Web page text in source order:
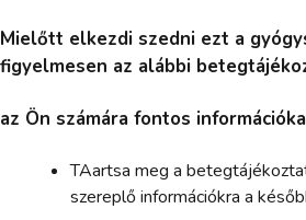
Mielőtt elkezdi szedni ezt a
figyelmesen az alábbi
az Ön számára fontos
TAartsa meg a
szereplő információkra a